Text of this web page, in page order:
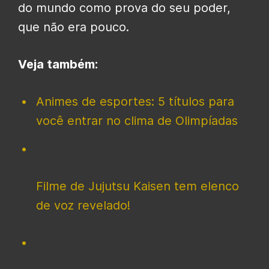
do mundo como prova do seu poder,
que não era pouco.
Veja também:
Animes de esportes: 5 títulos para
você entrar no clima de Olimpíadas
Filme de Jujutsu Kaisen tem elenco
de voz revelado!